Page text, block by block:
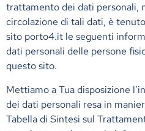
trattamento dei dati personali,
circolazione di tali dati, è
sito porto4.it le seguenti
dati personali delle persone
questo sito.
Mettiamo a Tua disposizione
dei dati personali resa in
Tabella di Sintesi sul